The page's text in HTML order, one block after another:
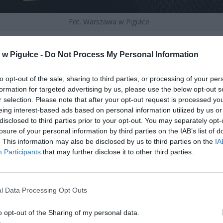
Pigułce - Do Not Process My Personal Information
opt-out of the sale, sharing to third parties, or processing of your
for targeted advertising by us, please use the below opt-out
selection. Please note that after your opt-out request is processed
interest-based ads based on personal information utilized by us
to third parties prior to your opt-out. You may separately
of your personal information by third parties on the IAB’s list of
This information may also be disclosed by us to third parties on the
Participants that may further disclose it to other third parties.
Data Processing Opt Outs
opt-out of the Sharing of my personal data.
Fot. Warszawa w Pigułce
o wprowadzeniu jedynie jednorazowej podwyżki płacy
podwyżek, które w latach poprzednich następowały również w
techniczna zmiana ma daleko idące konsekwencje dla
podlegają zajęciom komorniczym, ponieważ
od potrąceń jest bezpośrednio powiązana z oficjalną
wynagrodzenia obowiązującego w kraju.
ad